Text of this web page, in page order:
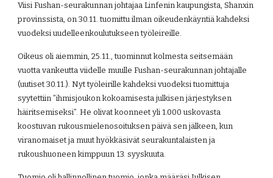
Viisi Fushan-seurakunnan johtajaa Linfenin kaupungista, Shanxin
provinssista, on 30.11. tuomittu ilman oikeudenkäyntiä kahdeksi
vuodeksi uudelleenkoulutukseen työleireille.
Oikeus oli aiemmin, 25.11., tuominnut kolmesta seitsemään
vuotta vankeutta viidelle muulle Fushan-seurakunnan johtajalle
(uutiset 30.11.). Nyt työleirille kahdeksi vuodeksi tuomittuja
syytettiin ”ihmisjoukon kokoamisesta julkisen järjestyksen
häiritsemiseksi”. He olivat koonneet yli 1.000 uskovasta
koostuvan rukousmielenosoituksen päivä sen jälkeen, kun
viranomaiset ja muut hyökkäsivät seurakuntalaisten ja
rukoushuoneen kimppuun 13. syyskuuta.